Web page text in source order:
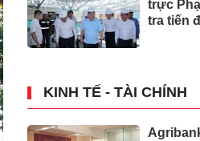
trực
tra tiến
KINH TẾ - TÀI CHÍNH